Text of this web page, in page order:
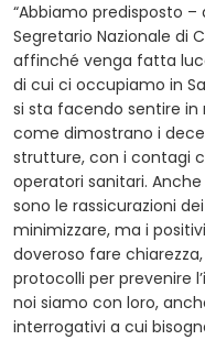
“Abbiamo predisposto
Segretario Nazionale di
affinché venga fatta
di cui ci occupiamo in
si sta facendo sentire
come dimostrano i
strutture, con i contagi
operatori sanitari. Anche
sono le rassicurazioni
minimizzare, ma i
doveroso fare
protocolli per prevenire
noi siamo con loro,
interrogativi a cui